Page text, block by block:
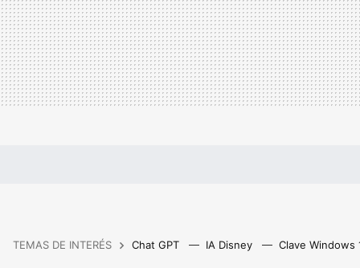
TEMAS DE INTERÉS Chat GPT IA Disney Clave Windows